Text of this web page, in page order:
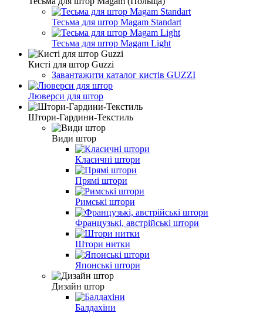
Тесьма для штор Magam Standart
Тесьма для штор Magam Light
Кисті для штор Guzzi
Завантажити каталог кистів GUZZI
Люверси для штор
Штори-Гардини-Текстиль
Види штор
Класичні штори
Прямі штори
Римські штори
Французькі, австрійські штори
Штори нитки
Японські штори
Дизайн штор
Балдахіни